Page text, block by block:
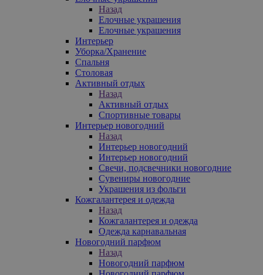
Назад
Елочные украшения
Елочные украшения
Интерьер
Уборка/Хранение
Спальня
Столовая
Активный отдых
Назад
Активный отдых
Спортивные товары
Интерьер новогодний
Назад
Интерьер новогодний
Интерьер новогодний
Свечи, подсвечники новогодние
Сувениры новогодние
Украшения из фольги
Кожгалантерея и одежда
Назад
Кожгалантерея и одежда
Одежда карнавальная
Новогодний парфюм
Назад
Новогодний парфюм